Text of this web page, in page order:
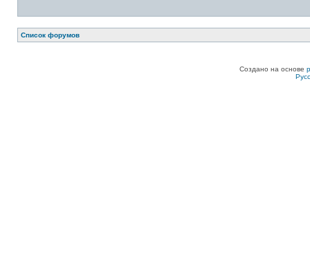
Список форумов
Создано на основе